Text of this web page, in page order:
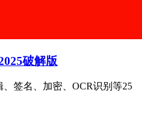
破解版
签名、加密、OCR识别等25